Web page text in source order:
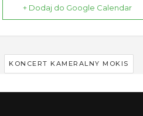
+ Dodaj do Google Calendar
KONCERT KAMERALNY MOKIS